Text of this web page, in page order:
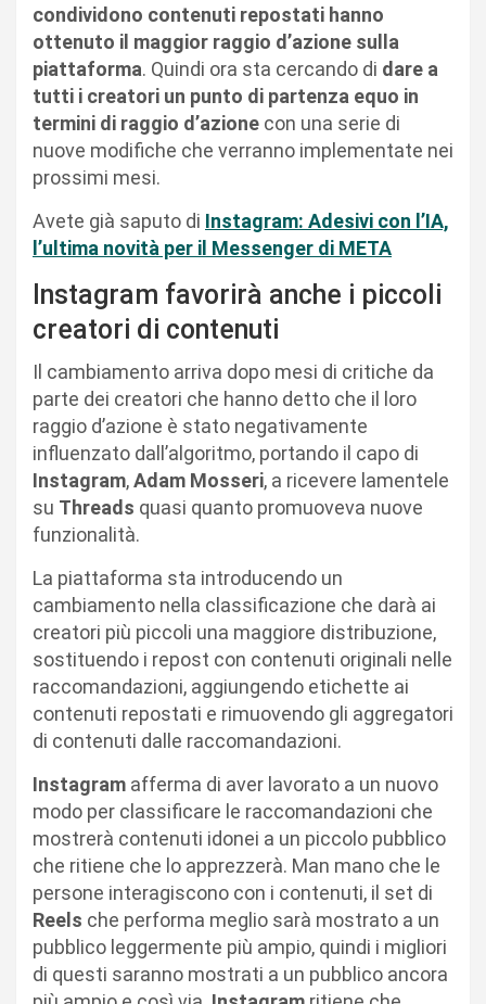
condividono contenuti repostati hanno
ottenuto il maggior raggio d’azione sulla
piattaforma. Quindi ora sta cercando di dare a
tutti i creatori un punto di partenza equo in
termini di raggio d’azione con una serie di
nuove modifiche che verranno implementate nei
prossimi mesi.
Avete già saputo di Instagram: Adesivi con l’IA,
l’ultima novità per il Messenger di META
Instagram favorirà anche i piccoli
creatori di contenuti
Il cambiamento arriva dopo mesi di critiche da
parte dei creatori che hanno detto che il loro
raggio d’azione è stato negativamente
influenzato dall’algoritmo, portando il capo di
Instagram,Adam Mosseri, a ricevere lamentele
su Threads quasi quanto promuoveva nuove
funzionalità.
La piattaforma sta introducendo un
cambiamento nella classificazione che darà ai
creatori più piccoli una maggiore distribuzione,
sostituendo i repost con contenuti originali nelle
raccomandazioni, aggiungendo etichette ai
contenuti repostati e rimuovendo gli aggregatori
di contenuti dalle raccomandazioni.
Instagram afferma di aver lavorato a un nuovo
modo per classificare le raccomandazioni che
mostrerà contenuti idonei a un piccolo pubblico
che ritiene che lo apprezzerà. Man mano che le
persone interagiscono con i contenuti, il set di
Reels che performa meglio sarà mostrato a un
pubblico leggermente più ampio, quindi i migliori
di questi saranno mostrati a un pubblico ancora